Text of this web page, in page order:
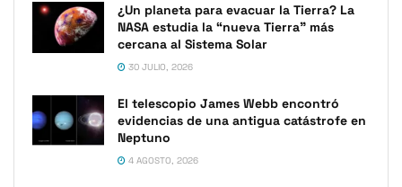
¿Un planeta para evacuar la Tierra? La
NASA estudia la “nueva Tierra” más
cercana al Sistema Solar
30 JULIO, 2026
El telescopio James Webb encontró
evidencias de una antigua catástrofe en
Neptuno
4 AGOSTO, 2026